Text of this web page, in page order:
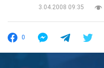
3.04.2008 09:35
0